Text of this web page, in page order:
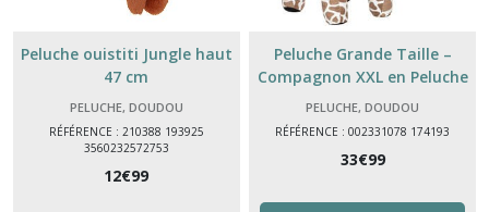
Peluche ouistiti Jungle haut
47 cm
PELUCHE, DOUDOU
RÉFÉRENCE : 210388 193925
3560232572753
12€99
Peluche Grande Taille –
Compagnon XXL en Peluche
Douce – Cadeau Enfant &
Adultes L23xP40xH100cm
PELUCHE, DOUDOU
RÉFÉRENCE : 002331078 174193
33€99